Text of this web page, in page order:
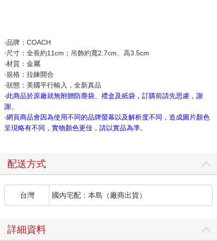
‧品牌：COACH
‧尺寸：全長約11cm；吊飾約寬2.7cm、高3.5cm
‧材質：金屬
‧規格：拉鍊開合
‧狀態：美國平行輸入，全新真品
‧此商品於原廠就無附贈防塵袋、禮盒及紙袋，訂購前請先思慮，謝
謝。
‧網頁商品會因為使用不同的品牌螢幕以及解析度不同，造成圖片顏色
呈現略有不同，實物顏色更佳，請以實品為準。
配送方式
台灣 國內宅配：本島（廠商出貨）
詳細資料